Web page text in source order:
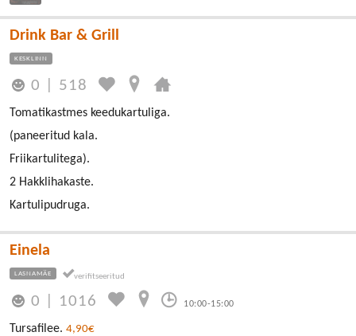
Drink Bar & Grill
KESKLINN
0 518
Tomatikastmes keedukartuliga.
(paneeritud kala.
Friikartulitega).
2 Hakklihakaste.
Kartulipudruga.
Einela
LASNAMÄE
0 1016 10:00-15:00
Tursafilee. 4,90€